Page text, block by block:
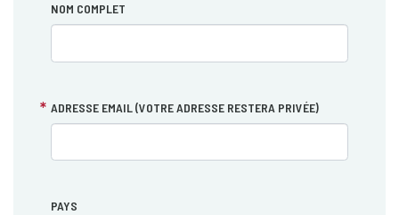
NOM COMPLET
ADRESSE EMAIL (VOTRE ADRESSE RESTERA PRIVÉE)
PAYS